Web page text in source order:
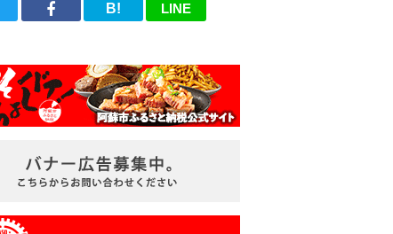
B! LINE